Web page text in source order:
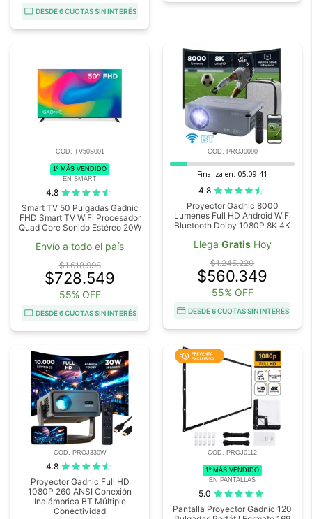
DESDE 6 CUOTAS SIN INTERÉS
COD. TV50S001
1º MÁS VENDIDO
EN SMART
4.8
Smart TV 50 Pulgadas Gadnic
FHD Smart TV WiFi Procesador
Quad Core Sonido Estéreo 20W
Envío a todo el país
$1.618.998
$728.549
55% OFF
DESDE 6 CUOTAS SIN INTERÉS
COD. PROJ0090
Finaliza en: 05:09:41
4.8
Proyector Gadnic 8000
Lumenes Full HD Android WiFi
Bluetooth Dolby 1080P 8K 4K
Llega GratisHoy
$1.245.220
$560.349
55% OFF
DESDE 6 CUOTAS SIN INTERÉS
COD. PROJ330W
4.8
Proyector Gadnic Full HD
1080P 260 ANSI Conexión
Inalámbrica BT Múltiple
Conectividad
COD. PROJ0112
1º MÁS VENDIDO
EN PANTALLAS
5.0
Pantalla Proyector Gadnic 120